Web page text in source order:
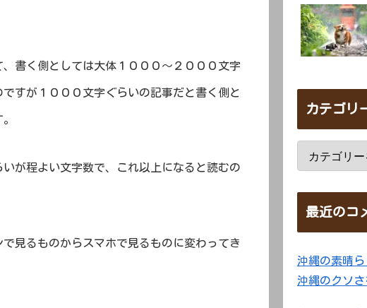
書く側としては大体１０００～２０００文字
すが１０００文字ぐらいの記事だと書く側と
が程よい文字数で、これ以上になると読むの
見るものからスマホで見るものに変わってき
カテゴリ
最近のコ
沖縄の素晴
沖縄のクソ